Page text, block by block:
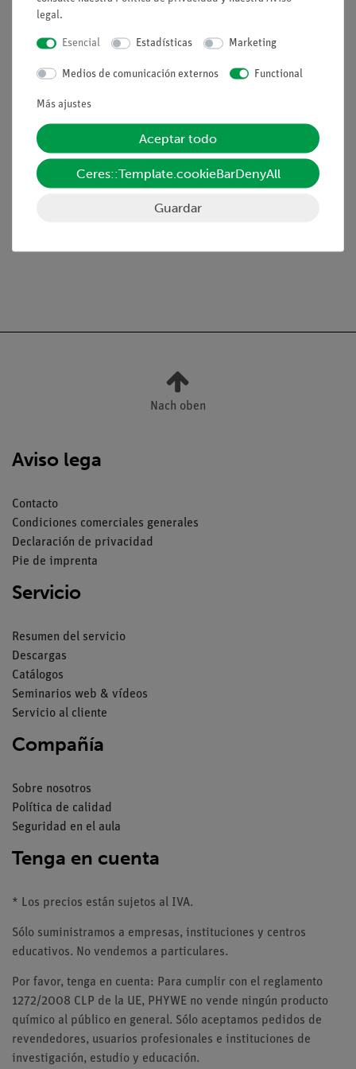
para hidrógeno/oxígeno e
hidrógeno/aire, SB
Almacenaje de gas, SB
Nach oben
Aviso lega
Contacto
Condiciones comerciales generales
Declaración de privacidad
Pie de imprenta
Servicio
Resumen del servicio
Descargas
Catálogos
Seminarios web & vídeos
Servicio al cliente
Compañía
Sobre nosotros
Política de calidad
Seguridad en el aula
Tenga en cuenta
* Los precios están sujetos al IVA.
Sólo suministramos a empresas, instituciones y centros
educativos. No vendemos a particulares.
Por favor, tenga en cuenta: Para cumplir con el reglamento
1272/2008 CLP de la UE, PHYWE no vende ningún producto
químico al público en general. Sólo aceptamos pedidos de
revendedores, usuarios profesionales e instituciones de
investigación, estudio y educación.
legal.
Esencial Estadísticas Marketing
Medios de comunicación externos Functional
Más ajustes
Aceptar todo
Ceres::Template.cookieBarDenyAll
Guardar